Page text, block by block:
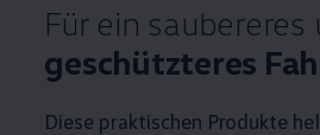
Für ein saubereres
geschützteres
Diese praktischen Produkte